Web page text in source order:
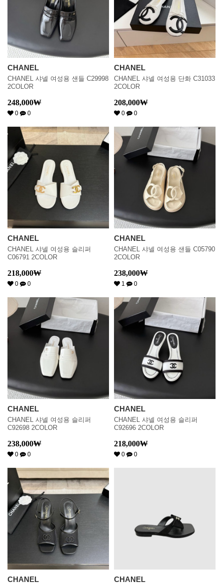
CHANEL
CHANEL 샤넬 여성용 샌들 C29998
2COLOR
248,000₩
0 0
CHANEL
CHANEL 샤넬 여성용 단화 C31033
2COLOR
208,000₩
0 0
CHANEL
CHANEL 샤넬 여성용 슬리퍼
C06791 2COLOR
218,000₩
0 0
CHANEL
CHANEL 샤넬 여성용 샌들 C05790
2COLOR
238,000₩
1 0
CHANEL
CHANEL 샤넬 여성용 슬리퍼
C92698 2COLOR
238,000₩
0 0
CHANEL
CHANEL 샤넬 여성용 슬리퍼
C92696 2COLOR
218,000₩
0 0
CHANEL CHANEL